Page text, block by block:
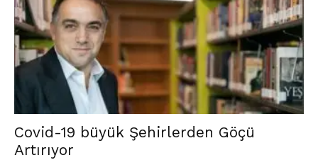
Covid-19 büyük Şehirlerden Göçü
Artırıyor